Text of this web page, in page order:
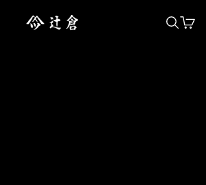
日本最古の京都和傘屋 辻倉
検索を
カー